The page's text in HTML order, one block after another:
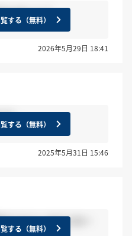
⇒ホント？
する（無料）
2026年5月29日 18:41
す、、
する（無料）
2025年5月31日 15:46
てる人いますよね～
する（無料）